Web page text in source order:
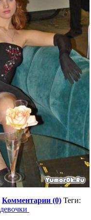
Комментарии (0) Теги:
девочки